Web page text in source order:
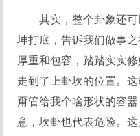
其实，整个卦象还
坤打底，告诉我们做事
厚重和包容，踏踏实实
走到了上卦坎的位置。
甭管给我个啥形状的容
意，坎卦也代表危险。